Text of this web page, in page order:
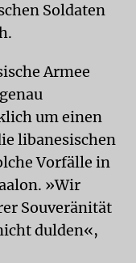
Soldaten
Armee
um einen
libanesischen
Vorfälle in
»Wir
Souveränität
dulden«,